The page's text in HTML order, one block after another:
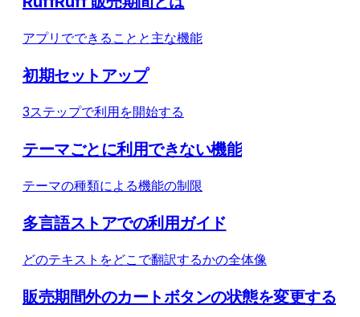
アプリでできることと主な機能
初期セットアップ
3ステップで利用を開始する
テーマごとに利用できない機能
テーマの種類による機能の制限
多言語ストアでの利用ガイド
どのテキストをどこで翻訳するかの全体像
販売期間外のカートボタンの状態を変更する